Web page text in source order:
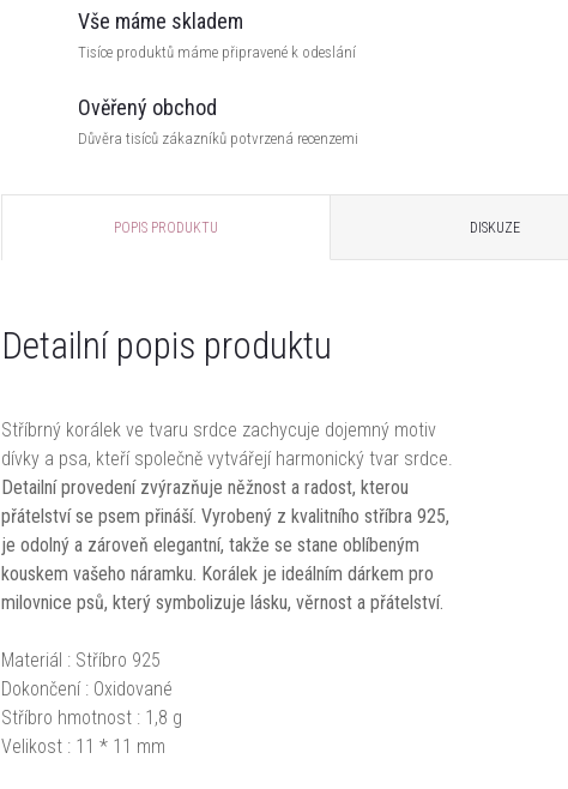
Vše máme skladem
Tisíce produktů máme připravené k odeslání
Ověřený obchod
Důvěra tisíců zákazníků potvrzená recenzemi
POPIS PRODUKTU DISKUZE
Detailní popis produktu
Stříbrný korálek ve tvaru srdce zachycuje dojemný motiv
dívky a psa, kteří společně vytvářejí harmonický tvar srdce.
Detailní provedení zvýrazňuje něžnost a radost, kterou
přátelství se psem přináší. Vyrobený z kvalitního stříbra 925,
je odolný a zároveň elegantní, takže se stane oblíbeným
kouskem vašeho náramku. Korálek je ideálním dárkem pro
milovnice psů, který symbolizuje lásku, věrnost a přátelství.
Materiál : Stříbro 925
Dokončení : Oxidované
Stříbro hmotnost : 1,8 g
Velikost : 11 * 11 mm